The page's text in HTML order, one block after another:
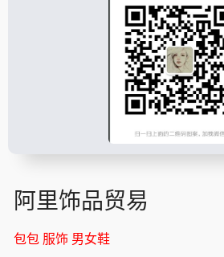
阿里饰品贸易
包包 服饰 男女鞋